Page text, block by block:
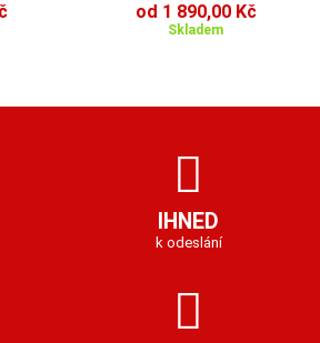
od 1 890,00 Kč
Skladem
IHNED
k odeslání